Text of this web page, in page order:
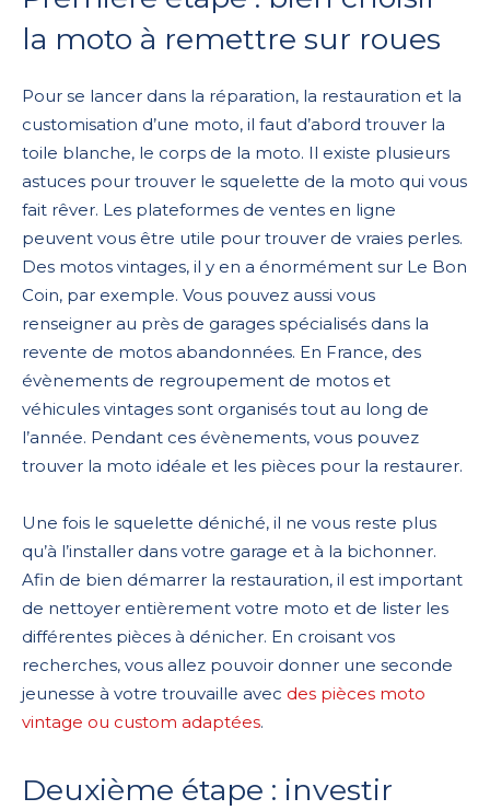
la moto à remettre sur roues
Pour se lancer dans la réparation, la restauration et la
customisation d’une moto, il faut d’abord trouver la
toile blanche, le corps de la moto. Il existe plusieurs
astuces pour trouver le squelette de la moto qui vous
fait rêver. Les plateformes de ventes en ligne
peuvent vous être utile pour trouver de vraies perles.
Des motos vintages, il y en a énormément sur Le Bon
Coin, par exemple. Vous pouvez aussi vous
renseigner au près de garages spécialisés dans la
revente de motos abandonnées. En France, des
évènements de regroupement de motos et
véhicules vintages sont organisés tout au long de
l’année. Pendant ces évènements, vous pouvez
trouver la moto idéale et les pièces pour la restaurer.
Une fois le squelette déniché, il ne vous reste plus
qu’à l’installer dans votre garage et à la bichonner.
Afin de bien démarrer la restauration, il est important
de nettoyer entièrement votre moto et de lister les
différentes pièces à dénicher. En croisant vos
recherches, vous allez pouvoir donner une seconde
jeunesse à votre trouvaille avec des pièces moto
vintage ou custom adaptées.
Deuxième étape : investir